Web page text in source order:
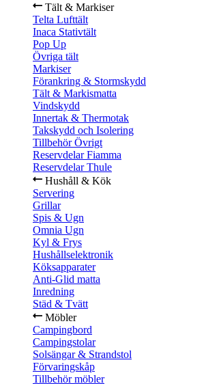
Tält & Markiser
Telta Lufttält
Inaca Stativtält
Pop Up
Övriga tält
Markiser
Förankring & Stormskydd
Tält & Markismatta
Vindskydd
Innertak & Thermotak
Takskydd och Isolering
Tillbehör Övrigt
Reservdelar Fiamma
Reservdelar Thule
Hushåll & Kök
Servering
Grillar
Spis & Ugn
Omnia Ugn
Kyl & Frys
Hushållselektronik
Köksapparater
Anti-Glid matta
Inredning
Städ & Tvätt
Möbler
Campingbord
Campingstolar
Solsängar & Strandstol
Förvaringskåp
Tillbehör möbler